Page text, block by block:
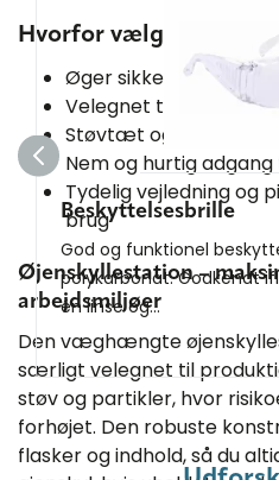
Hvorfor vælge en
Øger sikkerheden
Velegnet til både
Støvtæt og robust
Nem og hurtig
Tydelig vejledning og
brug
Øjenskyllestation –
arbejdsmiljøer
Den væghængte
særligt velegnet til
støv og partikler, hvor
forhøjet. Den robuste
flasker og indhold, så du
Beskyttelsesbrille
God og funktionel
polykarbonat. Godkendt
én linse og...